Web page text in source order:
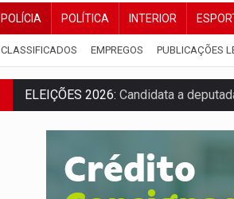
POLÍCIA POLÍTICA INTERIOR
CLASSIFICADOS EMPREGOS PUBLICAÇÕES
VÍDEO:Casal de garimpeiros é
EDUCAÇÃO BÁSICA:Ideb avança
CONTA DIFÍCIL:Com as novidades
CH4C1NA:Disputa entre PCC e CV